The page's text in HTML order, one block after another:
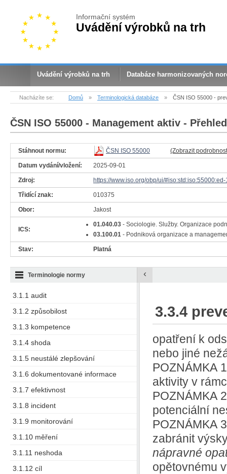
Informační systém
Uvádění výrobků na trh
Uvádění výrobků na trh Databáze harmonizovaných
Nacházíte se: Domů » Terminologická databáze » ČSN ISO 55000 -
ČSN ISO 55000 - Management aktiv -
Stáhnout normu: ČSN ISO 55000 (Zobrazit
Datum vydání/vložení: 2025-09-01
Zdroj: https://www.iso.org/obp/ui/
Třidící znak: 010375
Obor: Jakost
ICS:
01.040.03 - Sociologie. Služby. Organizace
03.100.01 - Podniková organizace a
Stav: Platná
3.1.1 audit
3.1.2 způsobilost
3.1.3 kompetence
3.1.4 shoda
3.1.5 neustálé zlepšování
3.1.6 dokumentované informace
3.1.7 efektivnost
3.1.8 incident
3.1.9 monitorování
3.1.10 měření
3.1.11 neshoda
3.1.12 cíl
Terminologie normy ‹
3.3.4
opatření k
nebo jiné
POZNÁMKA
aktivity v
POZNÁMKA
potenciální
POZNÁMKA
zabránit
nápravné
opětovnému